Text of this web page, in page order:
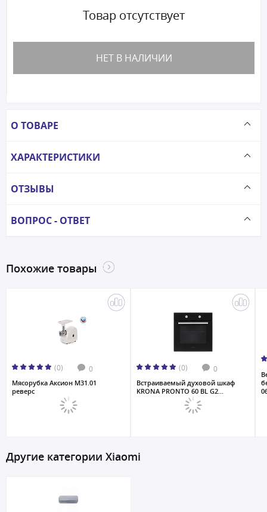
Товар отсутствует
НЕТ В НАЛИЧИИ
О ТОВАРЕ
ХАРАКТЕРИСТИКИ
ОТЗЫВЫ
ВОПРОС - ОТВЕТ
Похожие товары
(0) 0
Мясорубка Аксион M31.01
реверс
(0) 0
Встраиваемый духовой шкаф
KRONA PRONTO 60 BL G2...
Другие категории Xiaomi